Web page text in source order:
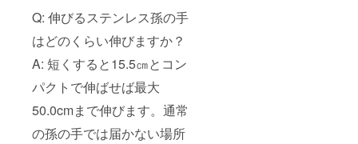
Q: 伸びるステンレス孫の手
はどのくらい伸びますか？
A: 短くすると15.5㎝とコン
パクトで伸ばせば最大
50.0cmまで伸びます。通常
の孫の手では届かない場所